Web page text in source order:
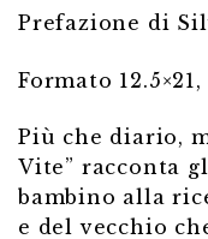
Prefazione di
Formato 12.5×21,
Più che diario,
Vite” racconta
bambino alla
e del vecchio